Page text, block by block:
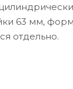
63 мм,
отдельно.